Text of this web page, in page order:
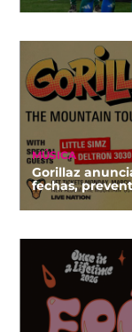
MÚSICA
Gorillaz
fechas,